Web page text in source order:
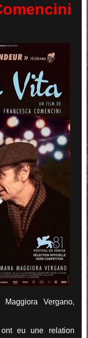
Vergano,
eu une relation